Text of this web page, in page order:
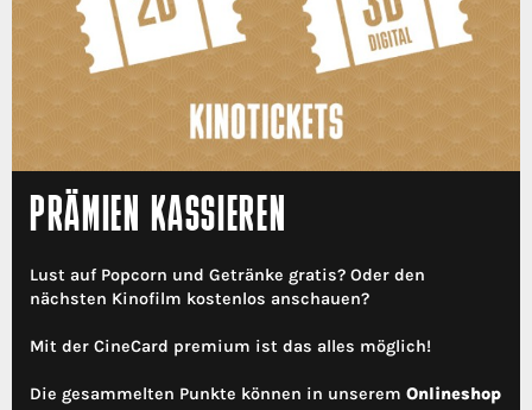
PRÄMIEN KASSIEREN
Lust auf Popcorn und Getränke gratis? Oder den
nächsten Kinofilm kostenlos anschauen?
Mit der CineCard premium ist das alles möglich!
Die gesammelten Punkte können in unserem Onlineshop